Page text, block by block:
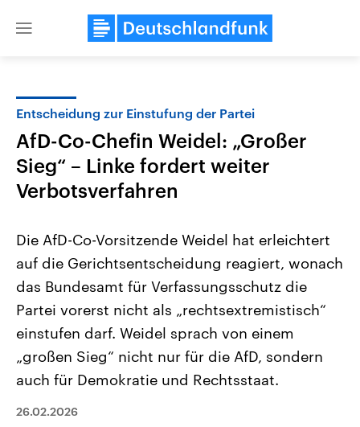
Close
Landtagswahl Sachsen-Anhalt
2026
Alle Informationen
Sachsen-Anhalt wählt am 6.
September 2026 einen neuen
Bundesland von einer Koalition aus
Umfragen, Prognosen,
und Hintergründe zu den Parteien
Aktuelle Beiträge,
Hintergründe
Wirtschaftlich und
gehören die Vereinigten
mit großem Einfluss auf
Sendungen
Entscheidung zur Einstufung der Partei
AfD-Co-Chefin Weidel: „Großer
Sieg“ – Linke fordert weiter
Verbotsverfahren
Die AfD-Co-Vorsitzende Weidel hat erleichtert
auf die Gerichtsentscheidung reagiert, wonach
das Bundesamt für Verfassungsschutz die
Partei vorerst nicht als „rechtsextremistisch“
einstufen darf. Weidel sprach von einem
„großen Sieg“ nicht nur für die AfD, sondern
auch für Demokratie und Rechtsstaat.
26.02.2026